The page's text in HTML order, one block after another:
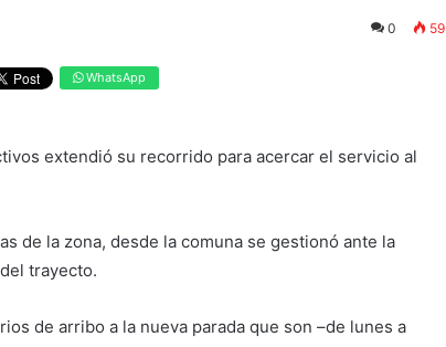
0 59
WhatsApp
extendió su recorrido para acercar el servicio al
de la zona, desde la comuna se gestionó ante la
trayecto.
de arribo a la nueva parada que son –de lunes a